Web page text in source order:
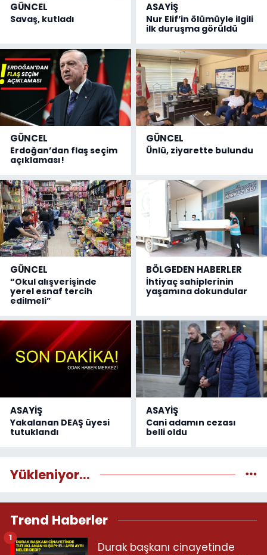
GÜNCEL
Savaş, kutladı
ASAYİŞ
Nur Elif’in ölümüyle ilgili
ilk duruşma görüldü
GÜNCEL
Erdoğan’dan flaş seçim
açıklaması!
GÜNCEL
Ünlü, ziyarette bulundu
GÜNCEL
“Okul alışverişinde
yerel esnaf tercih
edilmeli”
BÖLGEDEN HABERLER
İhtiyaç sahiplerinin
yaşamına dokundular
ASAYİŞ
Yakalanan DEAŞ üyesi
tutuklandı
ASAYİŞ
Cani adamın cezası
belli oldu
Yükleniyor...
Trend Haberler
Durak başkanı cinayetinde
1